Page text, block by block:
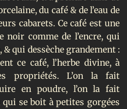
du café & de l’eau de
cabarets. Ce café est une
noir comme de l’encre, qui
qui dessèche grandement :
ce café, l’herbe divine, à
propriétés. L’on la fait
en poudre, l’on la fait
qui se boit à petites gorgées